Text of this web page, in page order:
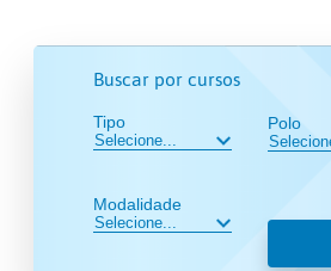
Buscar por cursos
Tipo
Modalidade
Polo